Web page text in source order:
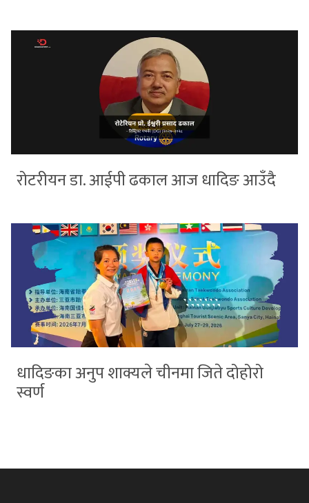
रोटरीयन डा. आईपी ढकाल आज धादिङ आउँदै
धादिङका अनुप शाक्यले चीनमा जिते दोहोरो
स्वर्ण